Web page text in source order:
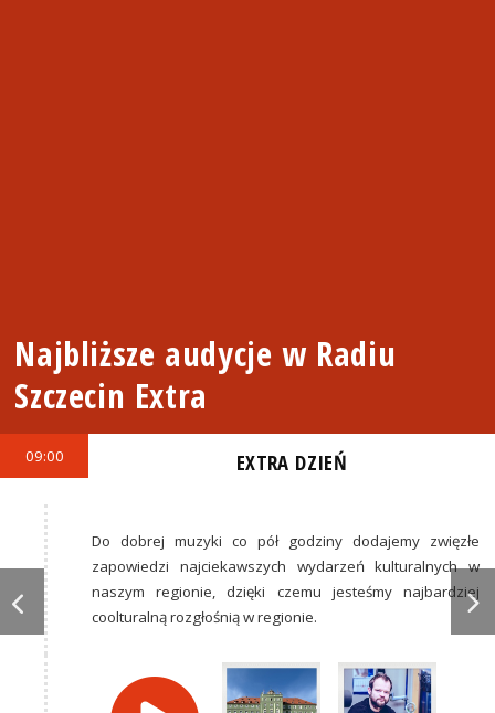
Najbliższe audycje w Radiu
Szczecin Extra
09:00 EXTRA DZIEŃ
Do dobrej muzyki co pół godziny dodajemy zwięzłe
zapowiedzi najciekawszych wydarzeń kulturalnych w
naszym regionie, dzięki czemu jesteśmy najbardziej
coolturalną rozgłośnią w regionie.